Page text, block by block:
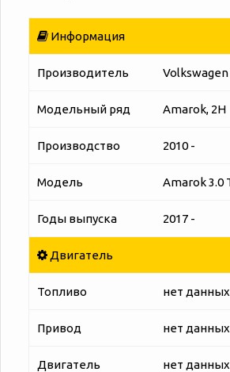
Информация
Производитель Volkswagen
Модельный ряд Amarok, 2H
Производство 2010 -
Модель Amarok 3.0
Годы выпуска 2017 -
Двигатель
Топливо нет данных
Привод нет данных
Двигатель нет данных